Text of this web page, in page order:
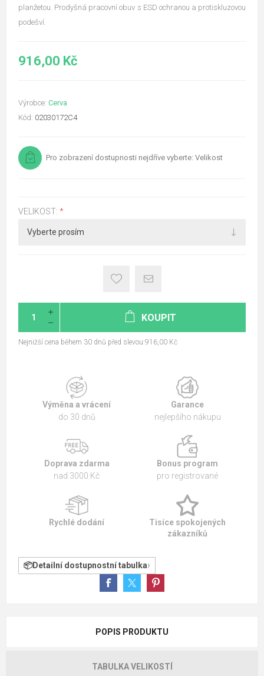
planžetou. Prodyšná pracovní obuv s ESD ochranou a protiskluzovou
podešví.
916,00 Kč
Výrobce: Cerva
Kód: 02030172C4
Pro zobrazení dostupnosti nejdříve vyberte: Velikost
VELIKOST: *
KOUPIT
Nejnižší cena během 30 dnů před slevou:916,00 Kč
Výměna a vrácení
do 30 dnů
Garance
nejlepšího nákupu
Doprava zdarma
nad 3000 Kč
Bonus program
pro registrované
Rychlé dodání
Tisíce spokojených
zákazníků
Detailní dostupnostní tabulka
POPIS PRODUKTU
TABULKA VELIKOSTÍ